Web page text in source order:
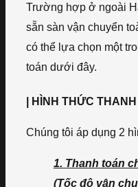
Trường hợp ở ngoài
sẵn sàn vận chuyển
có thể lựa chọn một
toán dưới đây.
| HÌNH THỨC
Chúng tôi áp dụng 2
1. Thanh toán
(Tốc độ vận